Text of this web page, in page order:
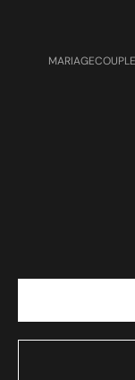
MARIAGECOUPLE